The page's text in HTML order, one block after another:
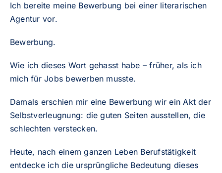
Ich bereite meine Bewerbung bei einer literarischen
Agentur vor.
Bewerbung.
Wie ich dieses Wort gehasst habe – früher, als ich
mich für Jobs bewerben musste.
Damals erschien mir eine Bewerbung wir ein Akt der
Selbstverleugnung: die guten Seiten ausstellen, die
schlechten verstecken.
Heute, nach einem ganzen Leben Berufstätigkeit
entdecke ich die ursprüngliche Bedeutung dieses